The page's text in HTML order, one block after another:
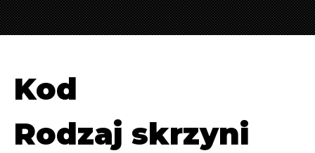
Kod
Rodzaj skrzyni